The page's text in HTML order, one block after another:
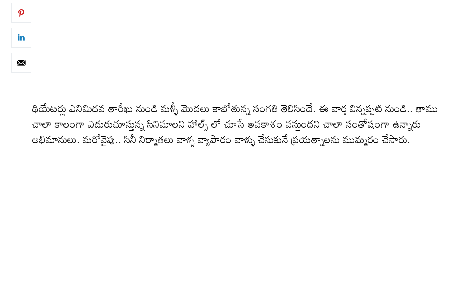
థియేటర్లు ఎనిమిదవ తారీఖు నుండి మళ్ళీ మొదలు కాబోతున్న సంగతి తెలిసిందే. ఈ వార్త విన్నప్పటి నుండి.. తాము
చాలా కాలంగా ఎదురుచూస్తున్న సినిమాలని హాల్స్ లో చూసే అవకాశం వస్తుందని చాలా సంతోషంగా ఉన్నారు
అభిమానులు. మరోవైపు.. సినీ నిర్మాతలు వాళ్ళ వ్యాపారం వాళ్ళు చేసుకునే ప్రయత్నాలను ముమ్మరం చేసారు.